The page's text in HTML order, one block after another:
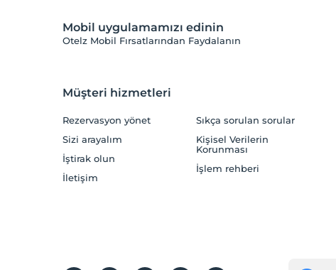
Mobil uygulamamızı edinin
Otelz Mobil Fırsatlarından Faydalanın
Müşteri hizmetleri
Rezervasyon yönet
Sizi arayalım
İştirak olun
İletişim
Sıkça sorulan sorular
Kişisel Verilerin
Korunması
İşlem rehberi